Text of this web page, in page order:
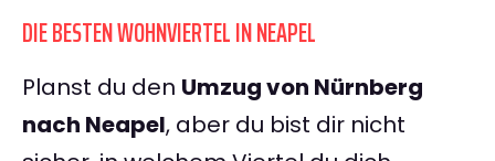
DIE BESTEN WOHNVIERTEL IN NEAPEL
Planst du den Umzug von Nürnberg
nach Neapel, aber du bist dir nicht